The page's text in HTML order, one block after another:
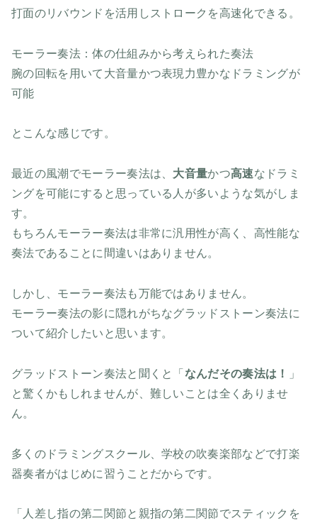
打面のリバウンドを活用しストロークを高速化できる。
モーラー奏法：体の仕組みから考えられた奏法
腕の回転を用いて大音量かつ表現力豊かなドラミングが
可能
とこんな感じです。
最近の風潮でモーラー奏法は、 大音量かつ高速なドラミ
ングを可能にすると思っている人が多いような気がしま
す。
もちろんモーラー奏法は非常に汎用性が高く、高性能な
奏法であることに間違いはありません。
しかし、モーラー奏法も万能ではありません。
モーラー奏法の影に隠れがちなグラッドストーン奏法に
ついて紹介したいと思います。
グラッドストーン奏法と聞くと「 なんだその奏法は！
」
と驚くかもしれませんが、難しいことは全くありませ
ん。
多くのドラミングスクール、学校の吹奏楽部などで打楽
器奏者がはじめに習うことだからです。
「人差し指の第二関節と親指の第二関節でスティックを